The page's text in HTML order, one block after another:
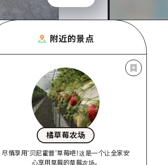
附近的景点
橘草莓农场
尽情享用“贝尼霍普”草莓吧！这是一个让全家安
心享用草莓的草莓农场。